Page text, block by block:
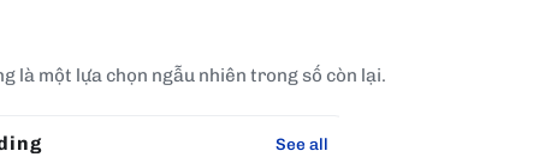
là một lựa chọn ngẫu nhiên trong số còn lại.
See all